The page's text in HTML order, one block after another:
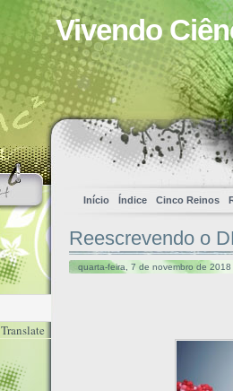
Vivendo
Início Índice Cinco Reinos
Translate
Reescrevendo o
quarta-feira, 7 de novembro de